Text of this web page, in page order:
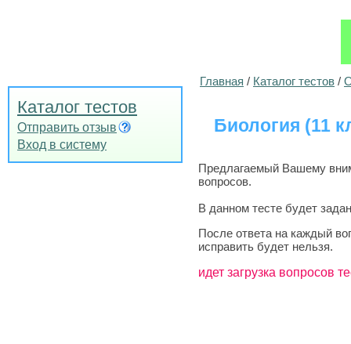
Каталог тестов
Отправить отзыв
Вход в систему
Главная / Каталог тестов /
Биология (11
Предлагаемый Вашему
вопросов.
В данном тесте будет
После ответа на каждый
исправить будет нельзя.
идет загрузка вопросов